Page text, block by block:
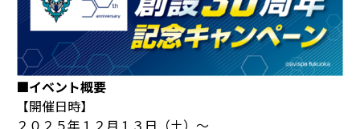
■イベント概要
【開催日時】